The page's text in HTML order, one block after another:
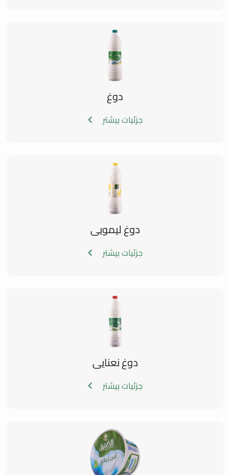
دوغ
جزئیات بیشتر
دوغ لیمویی
جزئیات بیشتر
دوغ نعنایی
جزئیات بیشتر